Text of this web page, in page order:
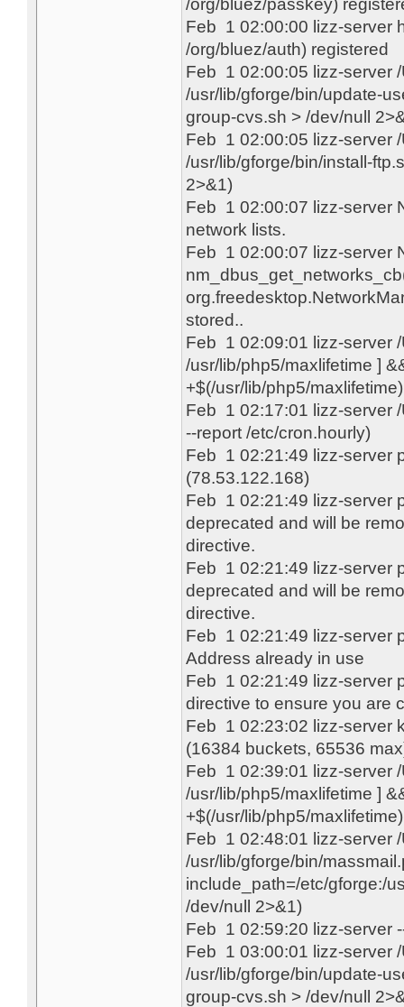
/org/bluez/passkey)
Feb 1 02:00:00 lizz-server
/org/bluez/auth) registered
Feb 1 02:00:05 lizz-server
/usr/lib/gforge/bin/update-
group-cvs.sh > /dev/null
Feb 1 02:00:05 lizz-server
/usr/lib/gforge/bin/install-
2>&1)
Feb 1 02:00:07 lizz-server
network lists.
Feb 1 02:00:07 lizz-server
stored..
Feb 1 02:09:01 lizz-server
/usr/lib/php5/maxlifetime ]
+$(/usr/lib/php5/
Feb 1 02:17:01 lizz-server
--report /etc/cron.hourly)
Feb 1 02:21:49 lizz-server
(78.53.122.168)
Feb 1 02:21:49 lizz-server
deprecated and will be
directive.
Feb 1 02:21:49 lizz-server
deprecated and will be
directive.
Feb 1 02:21:49 lizz-server
Address already in use
Feb 1 02:21:49 lizz-server
directive to ensure you are
Feb 1 02:23:02 lizz-server
(16384 buckets, 65536
Feb 1 02:39:01 lizz-server
/usr/lib/php5/maxlifetime ]
+$(/usr/lib/php5/
Feb 1 02:48:01 lizz-server
/usr/lib/gforge/bin/
include_path=/etc/gforge:/
/dev/null 2>&1)
Feb 1 02:59:20 lizz-server
Feb 1 03:00:01 lizz-server
/usr/lib/gforge/bin/update-
group-cvs.sh > /dev/null